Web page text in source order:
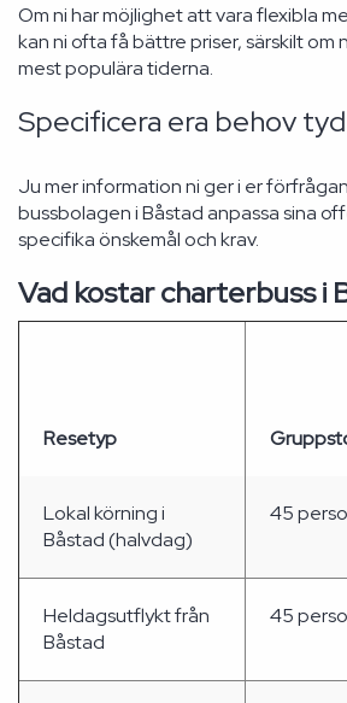
Om ni har möjlighet att vara flexibla
kan ni ofta få bättre priser, särskilt om
mest populära tiderna.
Specificera era behov
Ju mer information ni ger i er
bussbolagen i Båstad anpassa sina
specifika önskemål och krav.
Vad kostar charterbuss i
Resetyp
Lokal körning i
Båstad (halvdag)
45
Heldagsutflykt från
Båstad
45